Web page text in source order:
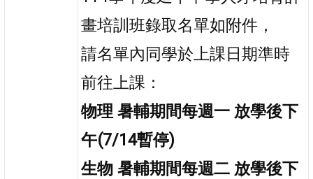
畫培訓班錄取名單如附件，
請名單內同學於上課日期準時
前往上課：
物理 暑輔期間每週一 放學後下
午(7/14暫停)
生物 暑輔期間每週二 放學後下